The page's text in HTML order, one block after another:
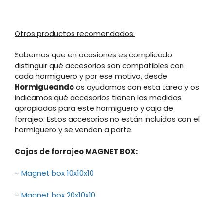
Otros productos recomendados:
Sabemos que en ocasiones es complicado
distinguir qué accesorios son compatibles con
cada hormiguero y por ese motivo, desde
Hormigueandoos ayudamos con esta tarea y os
indicamos qué accesorios tienen las medidas
apropiadas para este hormiguero y caja de
forrajeo. Estos accesorios no están incluidos con el
hormiguero y se venden a parte.
Cajas de forrajeo MAGNET BOX:
– Magnet box 10x10x10
– Magnet box 20x10x10